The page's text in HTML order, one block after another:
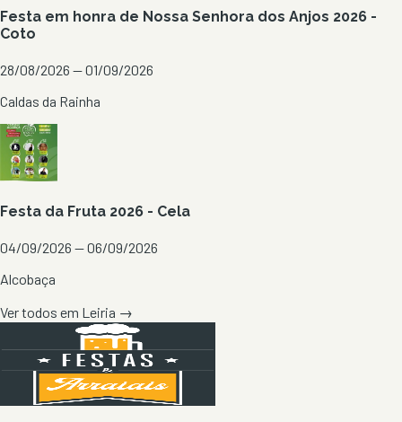
Festa em honra de Nossa Senhora dos Anjos 2026 -
Coto
28/08/2026 — 01/09/2026
Caldas da Rainha
Festa da Fruta 2026 - Cela
04/09/2026 — 06/09/2026
Alcobaça
Ver todos em Leiria →